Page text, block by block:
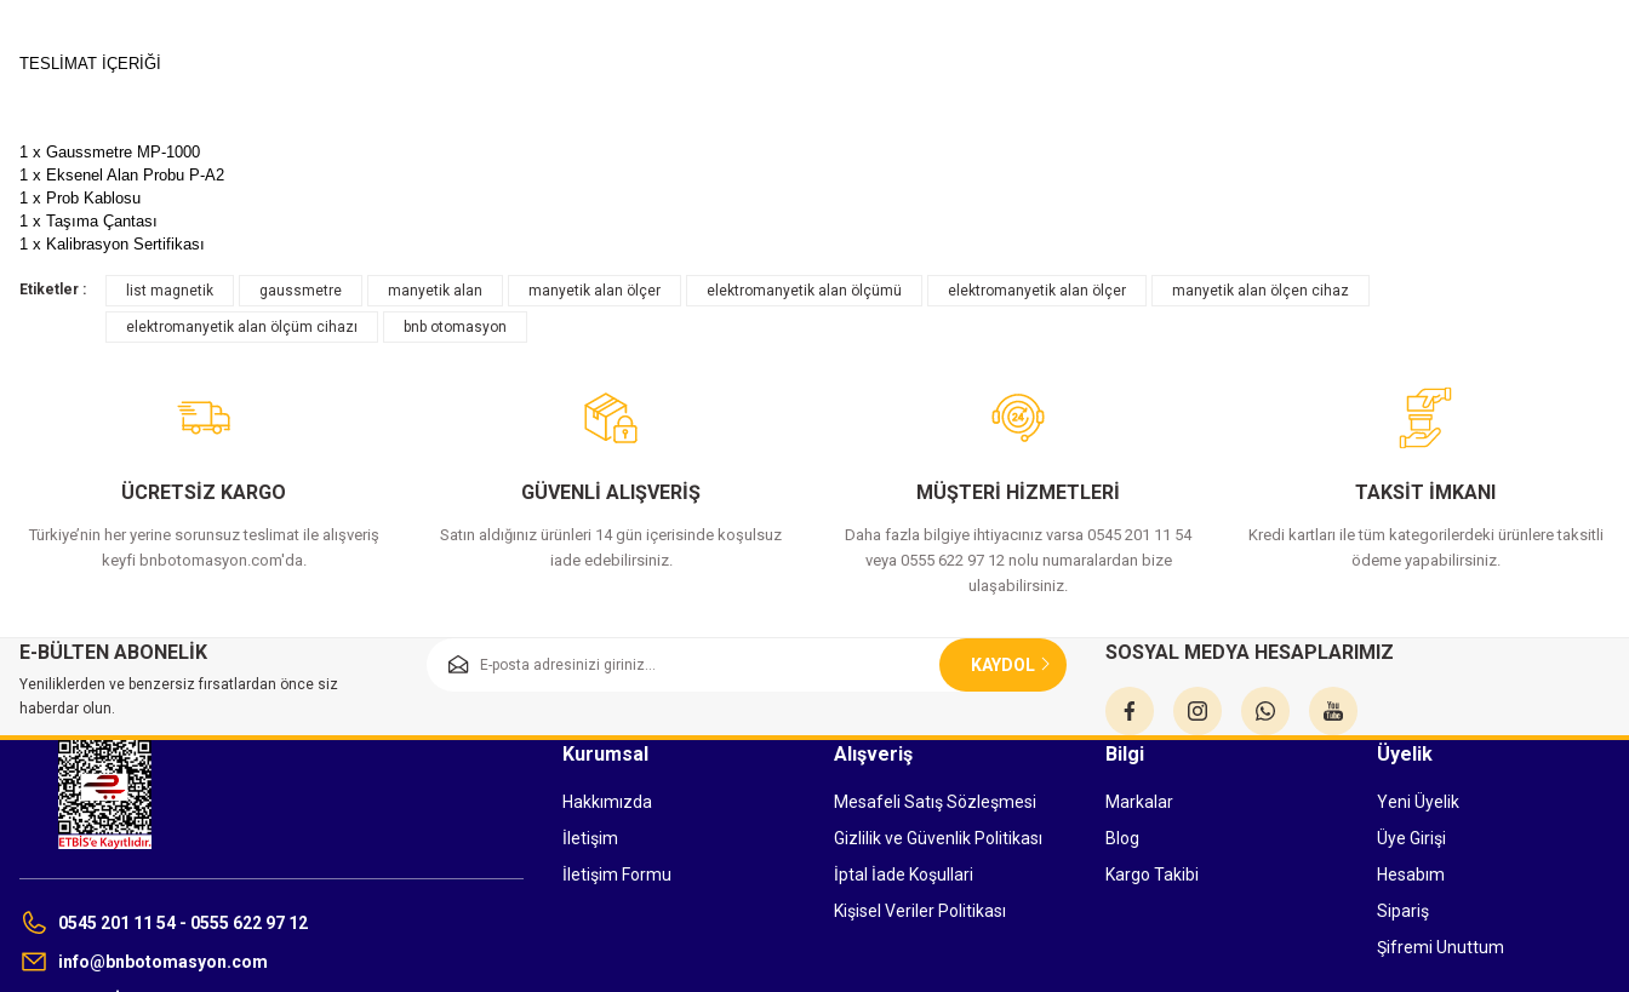
TESLIMAT İÇERIĞI
1 x Gaussmetre MP-1000
1 x Eksenel Alan Probu P-A2
1 x Prob Kablosu
1 x Taşıma Çantası
1 x Kalibrasyon Sertifikası
Etiketler : list magnetik gaussmetre manyetik alan manyetik alan ölçer elektromanyetik alan ölçümü elektromanyetik alan ölçer manyetik alan ölçen cihaz
elektromanyetik alan ölçüm cihazı bnb otomasyon
ÜCRETSİZ KARGO
Türkiye’nin her yerine sorunsuz teslimat ile alışveriş
keyfi bnbotomasyon.com'da.
GÜVENLİ ALIŞVERİŞ
Satın aldığınız ürünleri 14 gün içerisinde koşulsuz
iade edebilirsiniz.
MÜŞTERİ HİZMETLERİ
Daha fazla bilgiye ihtiyacınız varsa 0545 201 11 54
veya 0555 622 97 12 nolu numaralardan bize
ulaşabilirsiniz.
TAKSİT İMKANI
Kredi kartları ile tüm kategorilerdeki ürünlere taksitli
ödeme yapabilirsiniz.
E-BÜLTEN ABONELİK
Yeniliklerden ve benzersiz fırsatlardan önce siz
haberdar olun.
KAYDOL
SOSYAL MEDYA HESAPLARIMIZ
0545 201 11 54 - 0555 622 97 12
info@bnbotomasyon.com
Kurumsal
Hakkımızda
İletişim
İletişim Formu
Alışveriş
Mesafeli Satış Sözleşmesi
Gizlilik ve Güvenlik Politikası
İptal İade Koşullari
Kişisel Veriler Politikası
Bilgi
Markalar
Blog
Kargo Takibi
Üyelik
Yeni Üyelik
Üye Girişi
Hesabım
Sipariş
Şifremi Unuttum